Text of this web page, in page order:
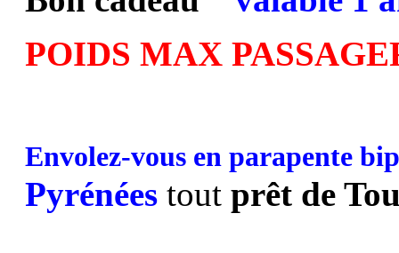
POIDS MAX
Envolez-vous en parapente
Pyrénées tout prêt de